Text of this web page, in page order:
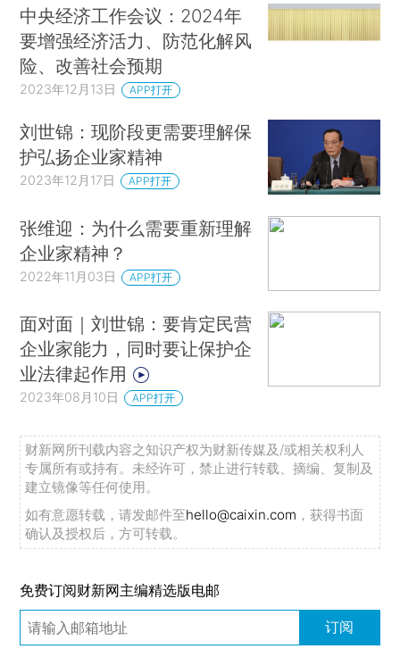
中央经济工作会议：2024年
要增强经济活力、防范化解风
险、改善社会预期
2023年12月13日 APP打开
刘世锦：现阶段更需要理解保
护弘扬企业家精神
2023年12月17日 APP打开
张维迎：为什么需要重新理解
企业家精神？
2022年11月03日 APP打开
面对面｜刘世锦：要肯定民营
企业家能力，同时要让保护企
业法律起作用
2023年08月10日 APP打开
财新网所刊载内容之知识产权为财新传媒及/或相关权利人
专属所有或持有。未经许可，禁止进行转载、摘编、复制及
建立镜像等任何使用。
如有意愿转载，请发邮件至hello@caixin.com ，获得书面
确认及授权后，方可转载。
免费订阅财新网主编精选版电邮
订阅